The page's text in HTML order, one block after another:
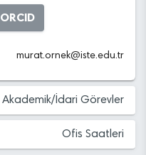
ORCID
murat.ornek@iste.edu.tr
Akademik/İdari Görevler
Ofis Saatleri